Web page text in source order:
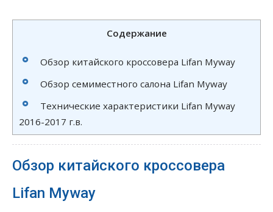
Содержание
Обзор китайского кроссовера Lifan Myway
Обзор семиместного салона Lifan Myway
Технические характеристики Lifan Myway
2016-2017 г.в.
Обзор китайского кроссовера
Lifan Myway